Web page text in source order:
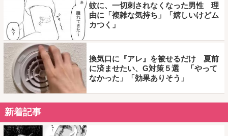
蚊に、一切刺されなくなった男性 理
由に「複雑な気持ち」「嬉しいけどム
カつく」
換気口に『アレ』を被せるだけ 夏前
に済ませたい、G対策５選 「やって
なかった」「効果ありそう」
新着記事